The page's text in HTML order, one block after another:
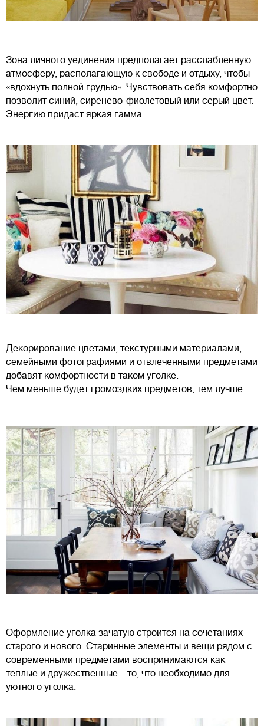
Зона личного уединения предполагает расслабленную
атмосферу, располагающую к свободе и отдыху, чтобы
«вдохнуть полной грудью». Чувствовать себя комфортно
позволит синий, сиренево-фиолетовый или серый цвет.
Энергию придаст яркая гамма.
Декорирование цветами, текстурными материалами,
семейными фотографиями и отвлеченными предметами
добавят комфортности в таком уголке.
Чем меньше будет громоздких предметов, тем лучше.
Оформление уголка зачатую строится на сочетаниях
старого и нового. Старинные элементы и вещи рядом с
современными предметами воспринимаются как
теплые и дружественные – то, что необходимо для
уютного уголка.